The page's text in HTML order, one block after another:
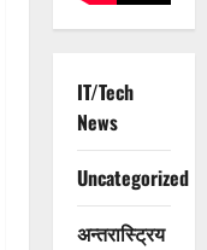
IT/Tech
News
Uncategorized
अन्तरास्ट्रिय